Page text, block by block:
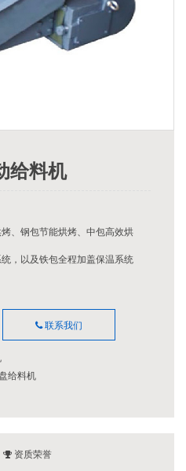
给料机
烤、钢包节能烘烤、中包高效烘
，以及铁包全程加盖保温系统
联系我们
给料机
资质荣誉